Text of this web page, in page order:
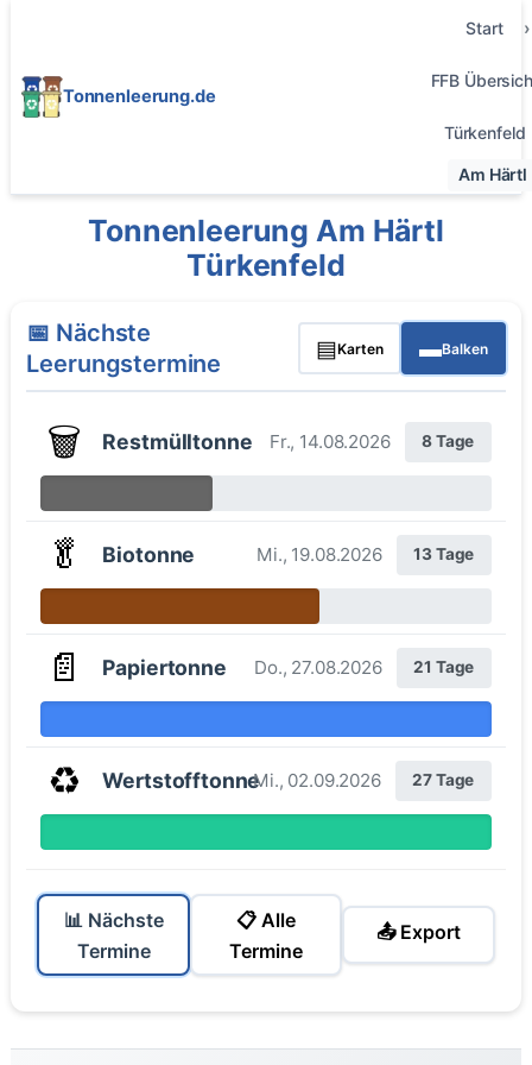
Tonnenleerung.de
Start
FFB
Türkenfeld
Am Härtl
Tonnenleerung Am Härtl
Türkenfeld
📅 Nächste
Leerungstermine
▤Karten ▬Balken
🗑️ Restmülltonne Fr., 14.08.2026 8 Tage
🥬 Biotonne Mi., 19.08.2026 13 Tage
📄 Papiertonne Do., 27.08.2026 21 Tage
♻️ WertstofftonneMi., 02.09.2026 27 Tage
📊 Nächste
Termine
📋 Alle
Termine
📤 Export